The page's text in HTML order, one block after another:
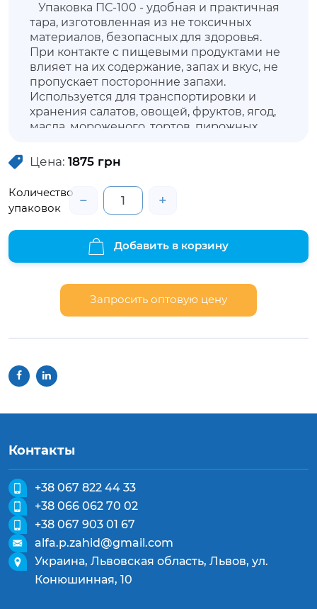
Упаковка ПС-100 - удобная и практичная
тара, изготовленная из не токсичных
материалов, безопасных для здоровья.
При контакте с пищевыми продуктами не
влияет на их содержание, запах и вкус, не
пропускает посторонние запахи.
Используется для транспортировки и
хранения салатов, овощей, фруктов, ягод,
масла, мороженого, тортов, пирожных,
морепродуктов. Универсальная упаковка
позволит продуктам не утратить внешнюю
привлекательность, сохранить свежесть и
свойства. Данная упаковка имеет
открывающуюся несъемную высокую
крышку, плотно закрывающуюся при
помощи специальных замков.
Цена: 1875 грн
Количество
упаковок
− +
Добавить в корзину
Запросить оптовую цену
Контакты
+38 067 822 44 33
+38 066 062 70 02
+38 067 903 01 67
alfa.p.zahid@gmail.com
Украина, Львовская область, Львов, ул.
Конюшинная, 10